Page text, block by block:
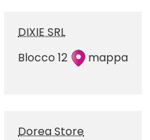
DIXIE SRL
Blocco 12
mappa
Dorea Store